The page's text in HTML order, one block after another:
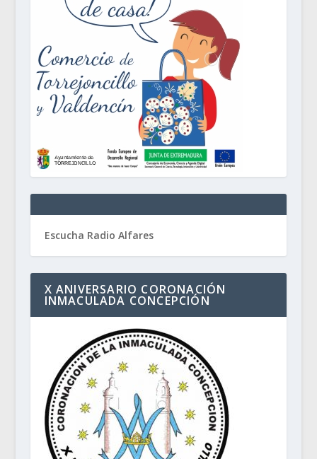
Escucha Radio Alfares
X ANIVERSARIO CORONACIÓN
INMACULADA CONCEPCIÓN